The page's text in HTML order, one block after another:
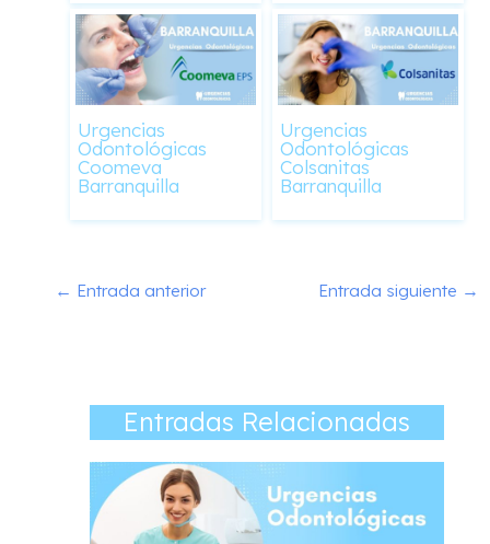
Urgencias
Odontológicas
Coomeva
Barranquilla
Urgencias
Odontológicas
Colsanitas
Barranquilla
← Entrada anterior Entrada siguiente →
Entradas Relacionadas